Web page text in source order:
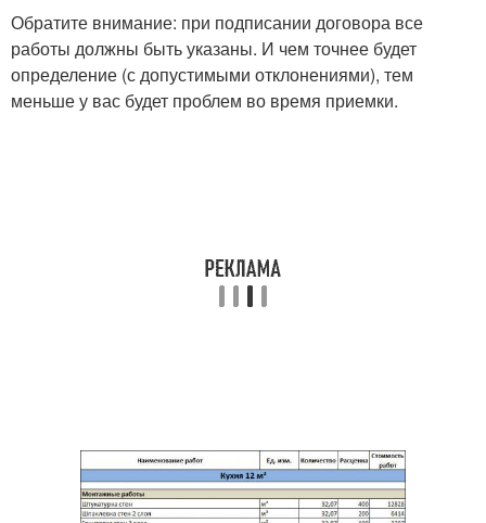
Обратите внимание: при подписании договора все
работы должны быть указаны. И чем точнее будет
определение (с допустимыми отклонениями), тем
меньше у вас будет проблем во время приемки.